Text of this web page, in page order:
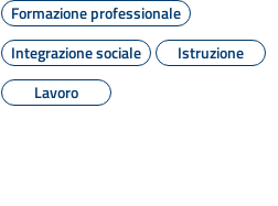
Formazione professionale
Integrazione sociale
Istruzione
Lavoro